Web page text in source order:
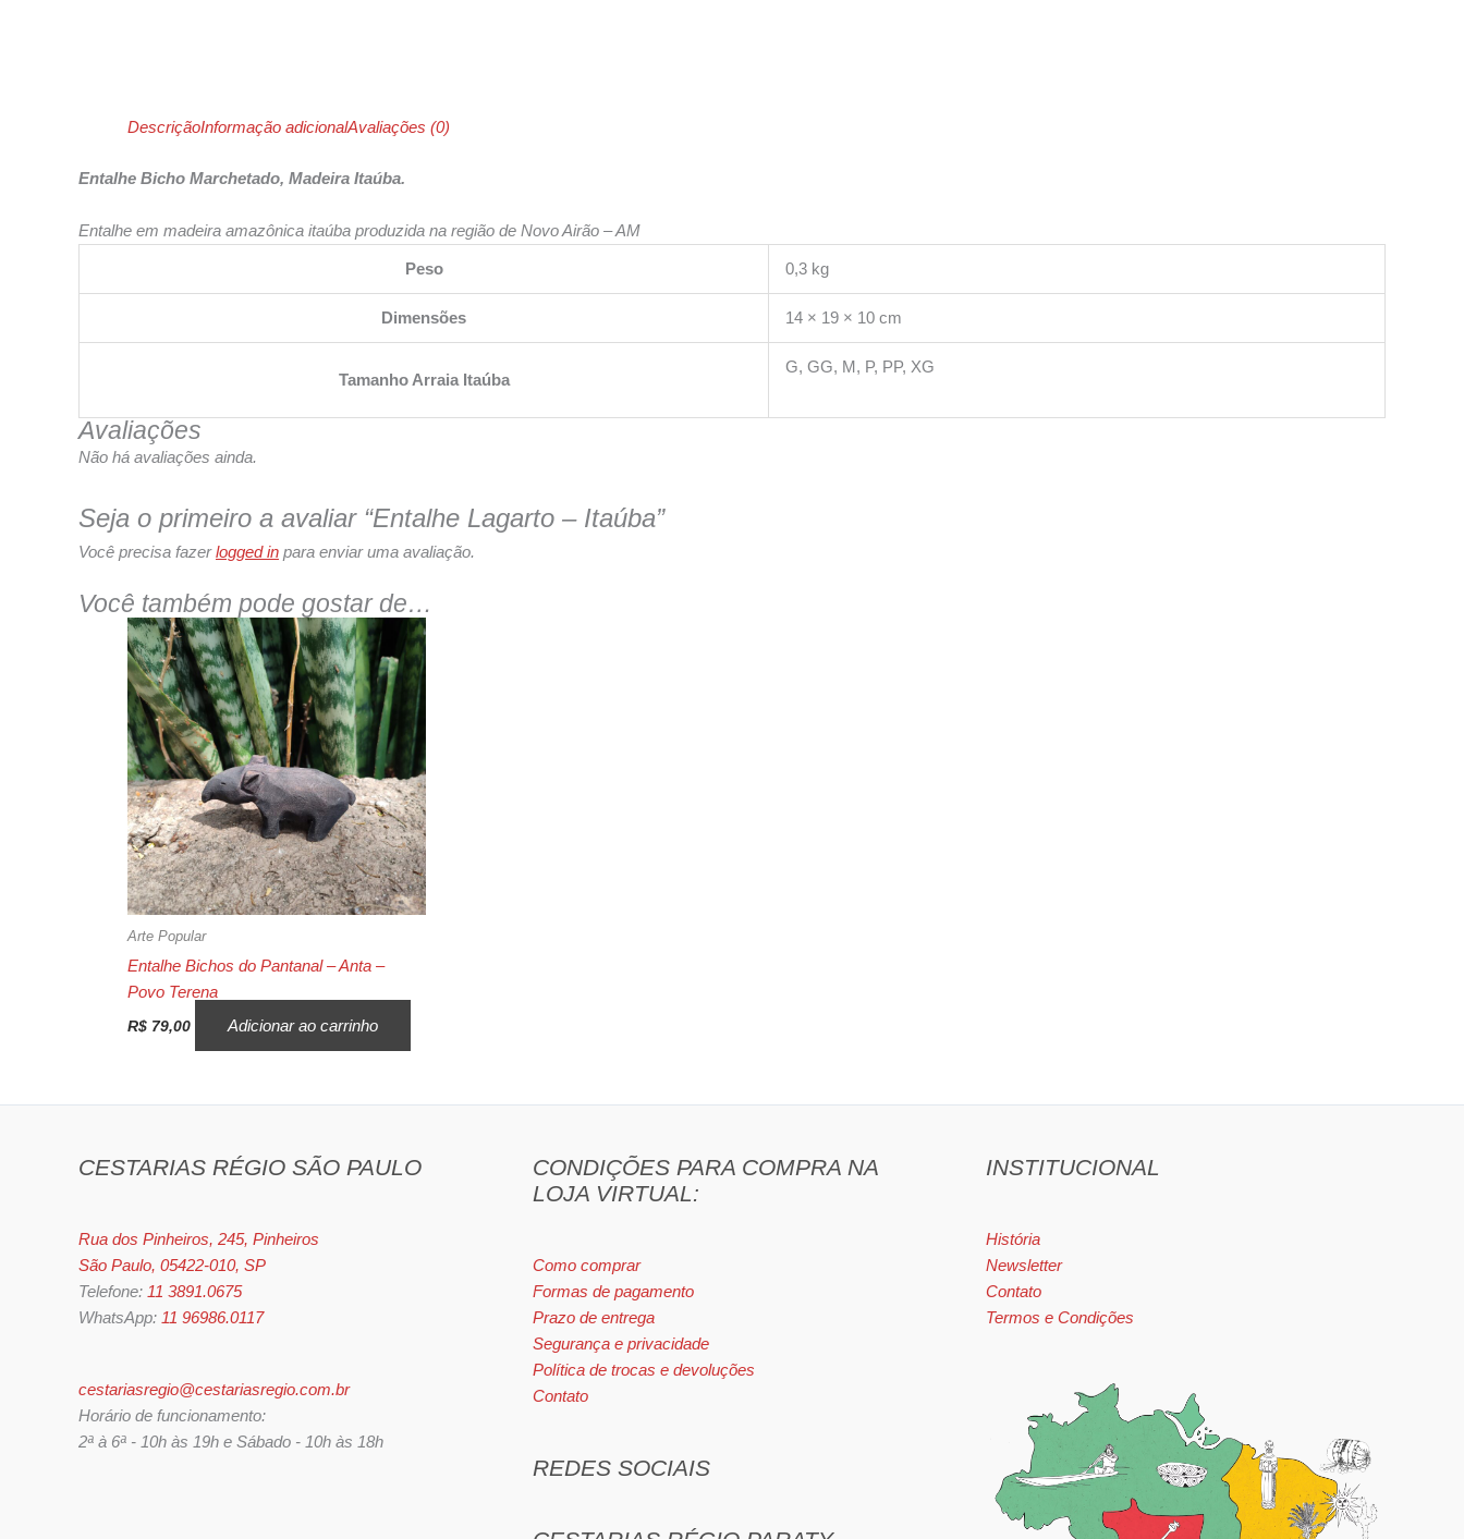
DescriçãoInformação adicionalAvaliações (0)
Entalhe Bicho Marchetado, Madeira Itaúba.
Entalhe em madeira amazônica itaúba produzida na região de Novo Airão – AM
Peso 0,3 kg
Dimensões 14 × 19 × 10 cm
Tamanho Arraia Itaúba
G, GG, M, P, PP, XG
Avaliações
Não há avaliações ainda.
Seja o primeiro a avaliar “Entalhe Lagarto – Itaúba”
Você precisa fazerlogged in para enviar uma avaliação.
Você também pode gostar de…
Arte Popular
Entalhe Bichos do Pantanal – Anta –
Povo Terena
R$ 79,00 Adicionar ao carrinho
CESTARIAS RÉGIO SÃO PAULO
Rua dos Pinheiros, 245, Pinheiros
São Paulo, 05422-010, SP
Telefone: 11 3891.0675
WhatsApp: 11 96986.0117
cestariasregio@cestariasregio.com.br
Horário de funcionamento:
2ª à 6ª - 10h às 19h e Sábado - 10h às 18h
CONDIÇÕES PARA COMPRA NA
LOJA VIRTUAL:
Como comprar
Formas de pagamento
Prazo de entrega
Segurança e privacidade
Política de trocas e devoluções
Contato
REDES SOCIAIS
INSTITUCIONAL
História
Newsletter
Contato
Termos e Condições